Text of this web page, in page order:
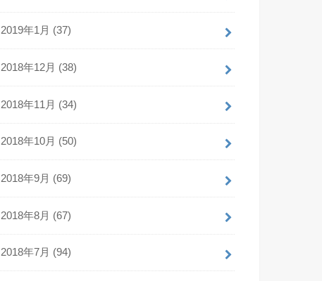
2019年1月 (37)
2018年12月 (38)
2018年11月 (34)
2018年10月 (50)
2018年9月 (69)
2018年8月 (67)
2018年7月 (94)